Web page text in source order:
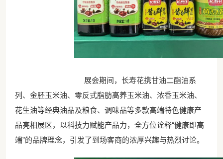
展会期间，长寿花携甘油二酯油系
列、金胚玉米油、零反式脂肪高养玉米油、浓香玉米油、
花生油等经典油品及粮食、调味品等多款高端特色健康产
品亮相展区，以科技力赋能产品力，全方位诠释“健康即高
端”的品牌理念，引发了到场客商的浓厚兴趣与热烈讨论。